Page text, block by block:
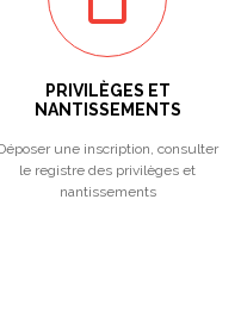
PRIVILÈGES ET
NANTISSEMENTS
une inscription, consulter
le registre des privilèges et
nantissements